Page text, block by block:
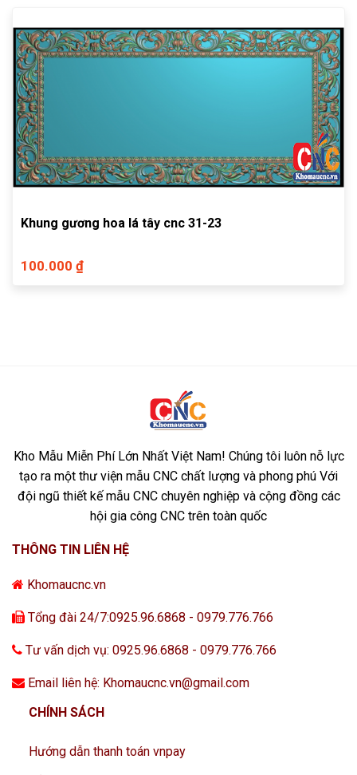
Khung gương hoa lá tây cnc 31-23
100.000 ₫
Kho Mẫu Miễn Phí Lớn Nhất Việt Nam! Chúng tôi luôn nỗ lực
tạo ra một thư viện mẫu CNC chất lượng và phong phú Với
đội ngũ thiết kế mẫu CNC chuyên nghiệp và cộng đồng các
hội gia công CNC trên toàn quốc
THÔNG TIN LIÊN HỆ
Khomaucnc.vn
Tổng đài 24/7:0925.96.6868 - 0979.776.766
Tư vấn dịch vụ: 0925.96.6868 - 0979.776.766
Email liên hệ: Khomaucnc.vn@gmail.com
CHÍNH SÁCH
Hướng dẫn thanh toán vnpay